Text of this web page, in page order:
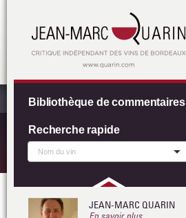
Bibliothèque de commentaires
Recherche rapide
JEAN-MARC QUARIN